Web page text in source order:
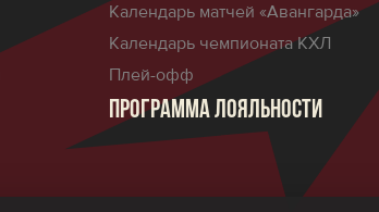
Календарь матчей «Авангарда»
Календарь чемпионата КХЛ
Плей-офф
ПРОГРАММА ЛОЯЛЬНОСТИ